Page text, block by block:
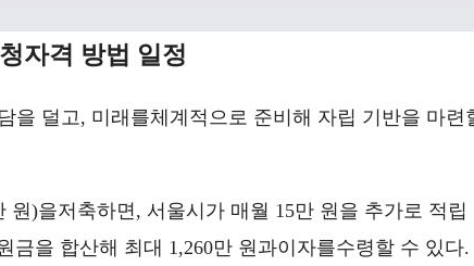
자격 방법 일정
을 덜고, 미래를체계적으로 준비해 자립 기반을 마련
원)을저축하면, 서울시가 매월 15만 원을 추가로 적립
을 합산해 최대 1,260만 원과이자를수령할 수 있다.